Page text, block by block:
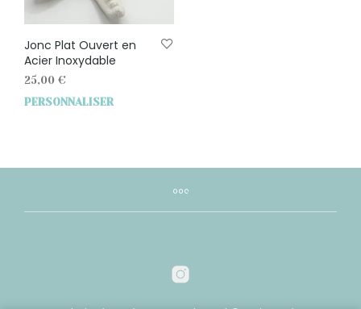
Jonc Plat Ouvert en
Acier Inoxydable
25,00 €
PERSONNALISER